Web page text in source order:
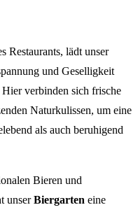
Restaurants, lädt unser
und Geselligkeit
verbinden sich frische
Naturkulissen, um eine
als auch beruhigend
Bieren und
unserBiergarten eine